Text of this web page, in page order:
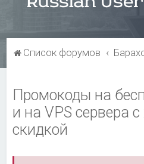
Список форумов
Промокоды на
и на VPS сервера
скидкой